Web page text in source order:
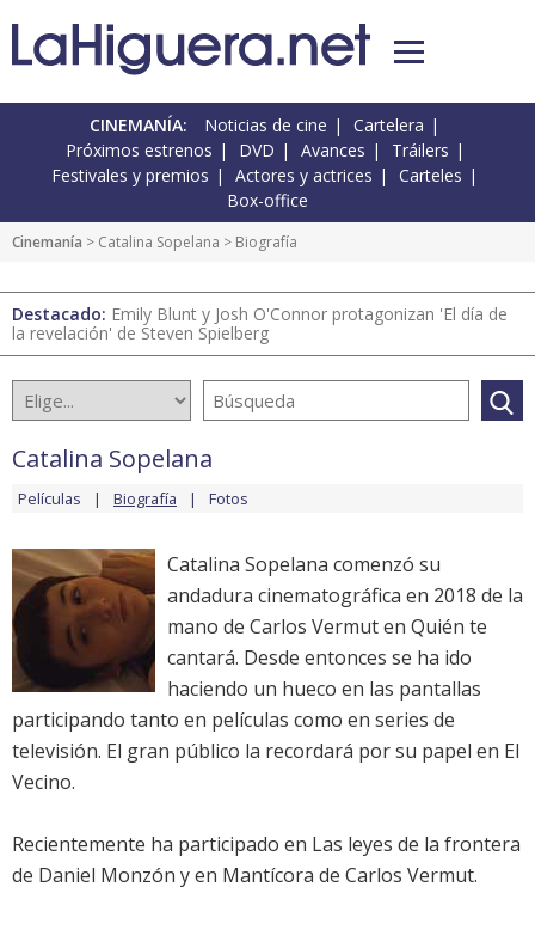
CINEMANÍA: Noticias de cine
Cartelera
Próximos estrenos
DVD Avances
Tráilers
Festivales y premios
Actores y actrices
Carteles
Box-office
Cinemanía > Catalina Sopelana > Biografía
Destacado: Emily Blunt y Josh O'Connor protagonizan 'El día de
la revelación' de Steven Spielberg
Catalina Sopelana
Películas Biografía Fotos
Catalina Sopelana comenzó su
andadura cinematográfica en 2018 de la
mano de Carlos Vermut en Quién te
cantará. Desde entonces se ha ido
haciendo un hueco en las pantallas
participando tanto en películas como en series de
televisión. El gran público la recordará por su papel en El
Vecino.
Recientemente ha participado en Las leyes de la frontera
de Daniel Monzón y en Mantícora de Carlos Vermut.